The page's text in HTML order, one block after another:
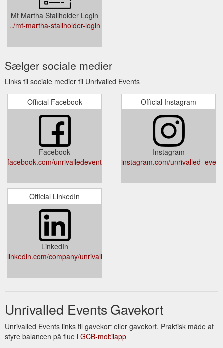
Mt Martha Stallholder Login
../mt-martha-stallholder-login
Sælger sociale medier
Links til sociale medier til Unrivalled Events
Official Facebook
Facebook
facebook.com/unrivalledevents
Official Instagram
Instagram
instagram.com/
Official LinkedIn
LinkedIn
linkedin.com/company/unrivalledevents
Unrivalled Events Gavekort
Unrivalled Events links til gavekort eller gavekort. Praktisk måde at
styre balancen på flue i GCB-mobilapp